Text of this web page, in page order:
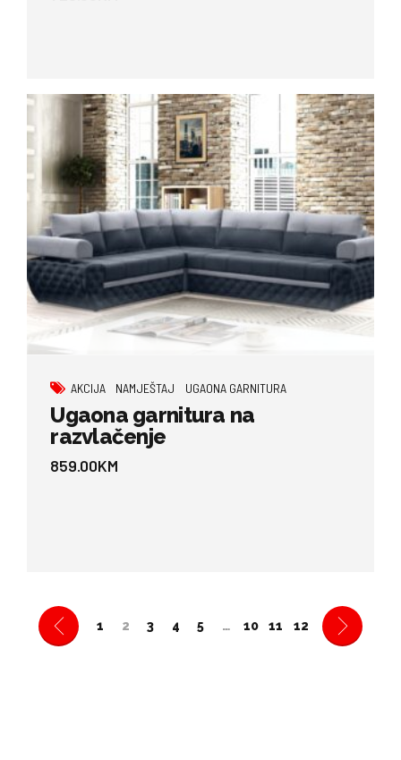
AKCIJA NAMJEŠTAJ UGAONA GARNITURA
Ugaona garnitura na
razvlačenje
859.00KM
1 2 3 4 5 … 10 11 12